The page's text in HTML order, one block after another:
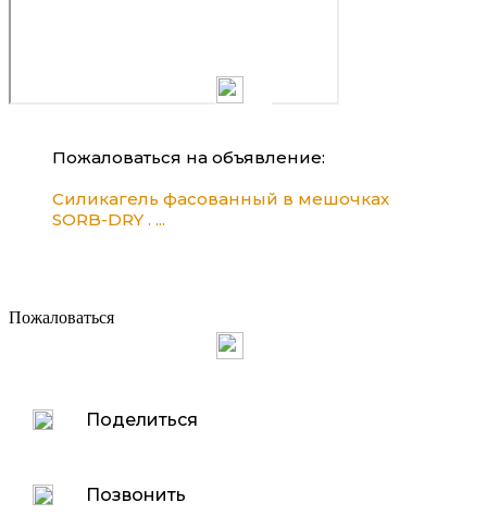
Пожаловаться на объявление:
Силикагель фасованный в мешочках
SORB-DRY . ...
Пожаловаться
Поделиться
Позвонить